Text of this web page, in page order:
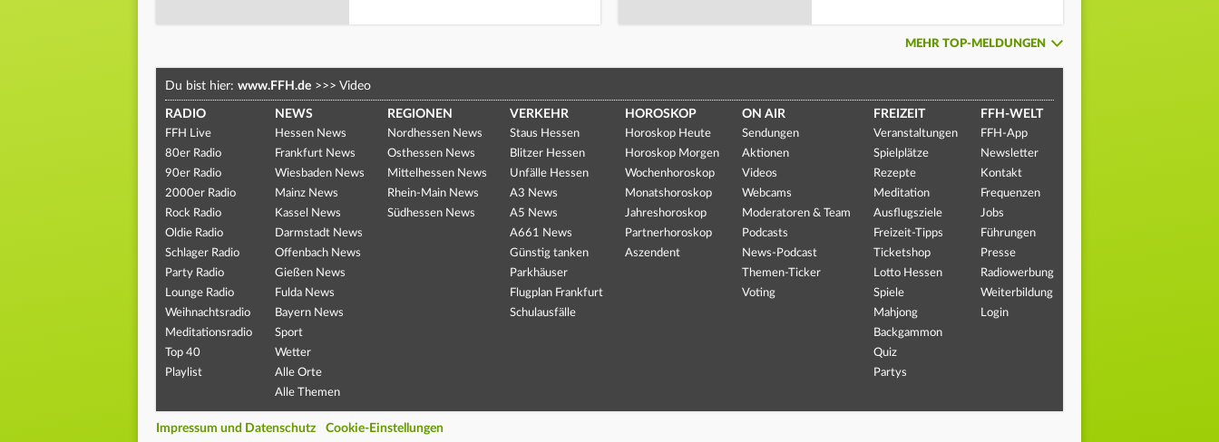
MEHR TOP-MELDUNGEN
Du bist hier: www.FFH.de >>> Video
RADIO
FFH Live
80er Radio
90er Radio
2000er Radio
Rock Radio
Oldie Radio
Schlager Radio
Party Radio
Lounge Radio
Weihnachtsradio
Meditationsradio
Top 40
Playlist
NEWS
Hessen News
Frankfurt News
Wiesbaden News
Mainz News
Kassel News
Darmstadt News
Offenbach News
Gießen News
Fulda News
Bayern News
Sport
Wetter
Alle Orte
Alle Themen
REGIONEN
Nordhessen News
Osthessen News
Mittelhessen News
Rhein-Main News
Südhessen News
VERKEHR
Staus Hessen
Blitzer Hessen
Unfälle Hessen
A3 News
A5 News
A661 News
Günstig tanken
Parkhäuser
Flugplan Frankfurt
Schulausfälle
HOROSKOP
Horoskop Heute
Horoskop Morgen
Wochenhoroskop
Monatshoroskop
Jahreshoroskop
Partnerhoroskop
Aszendent
ON AIR
Sendungen
Aktionen
Videos
Webcams
Moderatoren & Team
Podcasts
News-Podcast
Themen-Ticker
Voting
FREIZEIT
Veranstaltungen
Spielplätze
Rezepte
Meditation
Ausflugsziele
Freizeit-Tipps
Ticketshop
Lotto Hessen
Spiele
Mahjong
Backgammon
Quiz
Partys
FFH-WELT
FFH-App
Newsletter
Kontakt
Frequenzen
Jobs
Führungen
Presse
Radiowerbung
Weiterbildung
Login
Impressum und Datenschutz Cookie-Einstellungen